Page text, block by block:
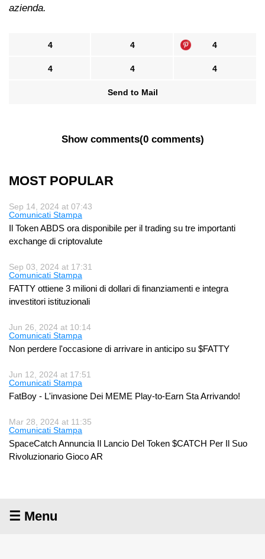
azienda.
4 4 4
4 4 4
Send to Mail
Show comments(0 comments)
MOST POPULAR
Sep 14, 2024 at 07:43
Comunicati Stampa
Il Token ABDS ora disponibile per il trading su tre importanti
exchange di criptovalute
Sep 03, 2024 at 17:31
Comunicati Stampa
FATTY ottiene 3 milioni di dollari di finanziamenti e integra
investitori istituzionali
Jun 26, 2024 at 10:14
Comunicati Stampa
Non perdere l'occasione di arrivare in anticipo su $FATTY
Jun 12, 2024 at 17:51
Comunicati Stampa
FatBoy - L'invasione Dei MEME Play-to-Earn Sta Arrivando!
Mar 28, 2024 at 11:35
Comunicati Stampa
SpaceCatch Annuncia Il Lancio Del Token $CATCH Per Il Suo
Rivoluzionario Gioco AR
☰ Menu